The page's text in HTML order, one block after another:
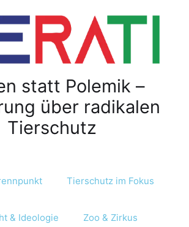
statt Polemik –
über radikalen
Tierschutz
Tierschutz im Fokus
& Ideologie Zoo & Zirkus